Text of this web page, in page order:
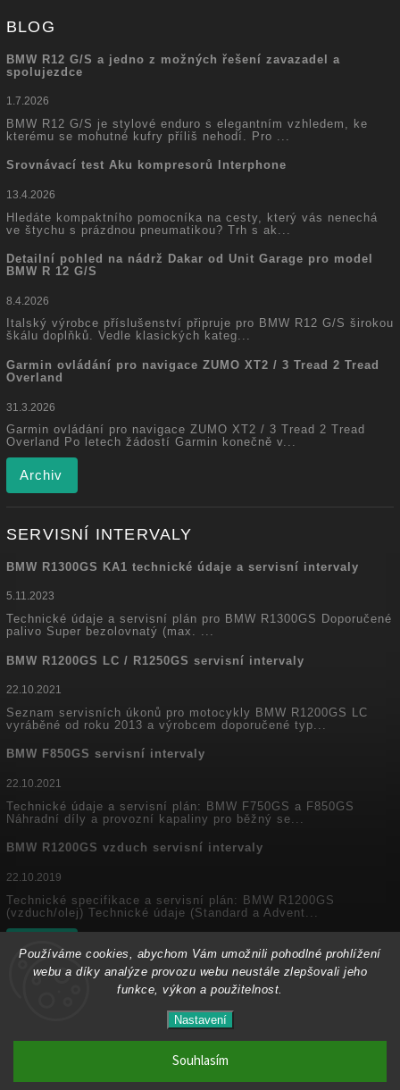
Používáme cookies, abychom Vám umožnili pohodlné prohlížení
webu a díky analýze provozu webu neustále zlepšovali jeho
funkce, výkon a použitelnost.
Nastavení
Souhlasím
Ve dnech 1.8. - 16.8. 2026 máme zavřeno. Eshop
zůstává v provozu, objednávky budeme zpracovávat
17.8.2026. Děkujeme za pochopení.
BLOG
BMW R12 G/S a jedno z možných řešení zavazadel a
spolujezdce
1.7.2026
BMW R12 G/S je stylové enduro s elegantním vzhledem, ke
kterému se mohutné kufry příliš nehodí. Pro ...
Srovnávací test Aku kompresorů Interphone
13.4.2026
Hledáte kompaktního pomocníka na cesty, který vás nenechá
ve štychu s prázdnou pneumatikou? Trh s ak...
Detailní pohled na nádrž Dakar od Unit Garage pro model
BMW R 12 G/S
8.4.2026
Italský výrobce příslušenství připruje pro BMW R12 G/S širokou
škálu doplňků. Vedle klasických kateg...
Garmin ovládání pro navigace ZUMO XT2 / 3 Tread 2 Tread
Overland
31.3.2026
Garmin ovládání pro navigace ZUMO XT2 / 3 Tread 2 Tread
Overland Po letech žádostí Garmin konečně v...
Archiv
SERVISNÍ INTERVALY
BMW R1300GS KA1 technické údaje a servisní intervaly
5.11.2023
Technické údaje a servisní plán pro BMW R1300GS Doporučené
palivo Super bezolovnatý (max. ...
BMW R1200GS LC / R1250GS servisní intervaly
22.10.2021
Seznam servisních úkonů pro motocykly BMW R1200GS LC
vyráběné od roku 2013 a výrobcem doporučené typ...
BMW F850GS servisní intervaly
22.10.2021
Technické údaje a servisní plán: BMW F750GS a F850GS
Náhradní díly a provozní kapaliny pro běžný se...
BMW R1200GS vzduch servisní intervaly
22.10.2019
Technické specifikace a servisní plán: BMW R1200GS
(vzduch/olej) Technické údaje (Standard a Advent...
Archiv
Upravit nastavení cookies